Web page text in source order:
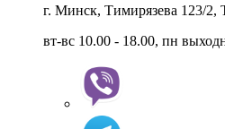
г. Минск, Тимирязева 123/2,
вт-вс 10.00 - 18.00, пн